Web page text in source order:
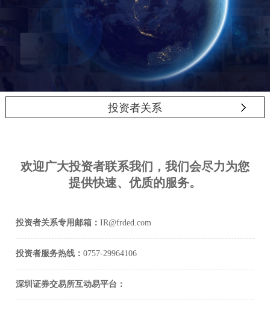
投资者关系
欢迎广大投资者联系我们，我们会尽力为您
提供快速、优质的服务。
投资者关系专用邮箱：IR@frded.com
投资者服务热线：0757-29964106
深圳证券交易所互动易平台：